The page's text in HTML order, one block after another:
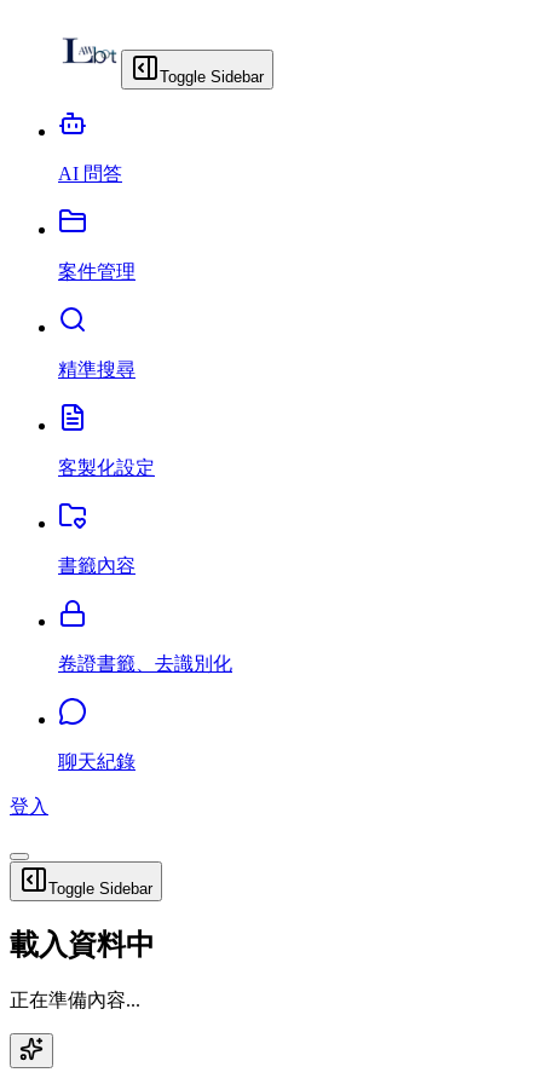
Toggle Sidebar
AI 問答
案件管理
精準搜尋
客製化設定
書籤內容
卷證書籤、去識別化
聊天紀錄
登入
Toggle Sidebar
載入資料中
正在準備內容...